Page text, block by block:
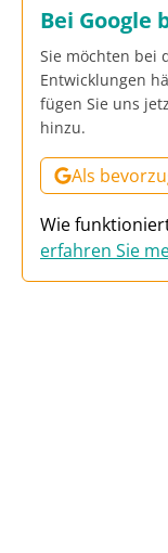
Bei Google
Sie möchten bei
Entwicklungen
fügen Sie uns
hinzu.
Als
Wie
erfahren Sie